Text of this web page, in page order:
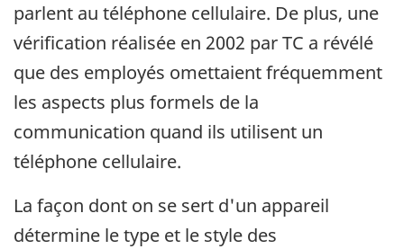
parlent au téléphone cellulaire. De plus, une
vérification réalisée en 2002 par TC a révélé
que des employés omettaient fréquemment
les aspects plus formels de la
communication quand ils utilisent un
téléphone cellulaire.
La façon dont on se sert d'un appareil
détermine le type et le style des